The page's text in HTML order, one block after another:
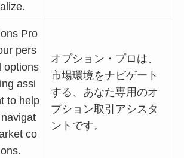
Pro
pers
options
assi
to help
co
オプション・プロは、
市場環境をナビゲート
する、あなた専用のオ
プション取引アシスタ
ントです。